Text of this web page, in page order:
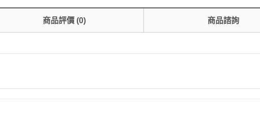
商品評價(0) 商品諮詢